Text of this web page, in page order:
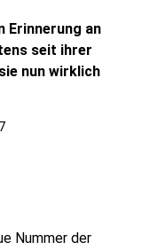
Erinnerung an
seit ihrer
nun wirklich
Nummer der